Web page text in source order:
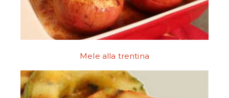
Mele alla trentina